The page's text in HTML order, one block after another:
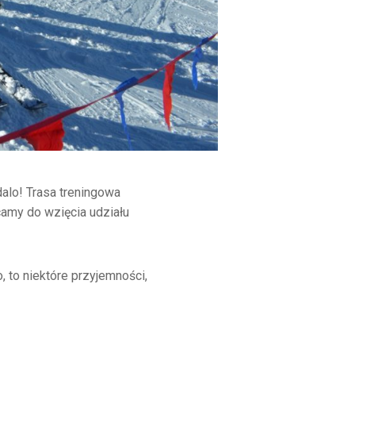
Trasa treningowa
do wzięcia udziału
to niektóre przyjemności,